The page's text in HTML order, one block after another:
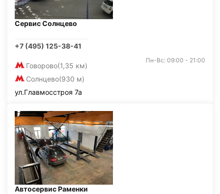
Сервис Солнцево
+7 (495) 125-38-41
Говорово(1,35 км)
Солнцево(930 м)
Пн-Вс: 09:00 - 21:00
ул.Главмосстроя 7а
Автосервис Раменки